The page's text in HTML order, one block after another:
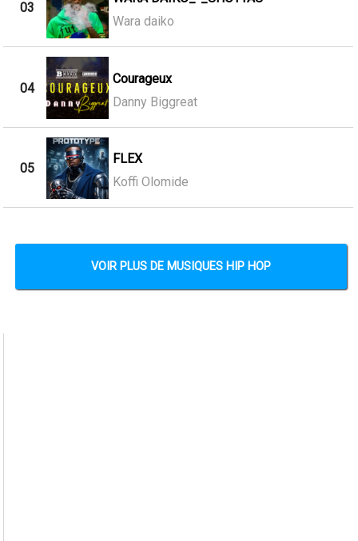
03
Wara daiko
04
Courageux
Danny Biggreat
05
FLEX
Koffi Olomide
VOIR PLUS DE MUSIQUES HIP HOP